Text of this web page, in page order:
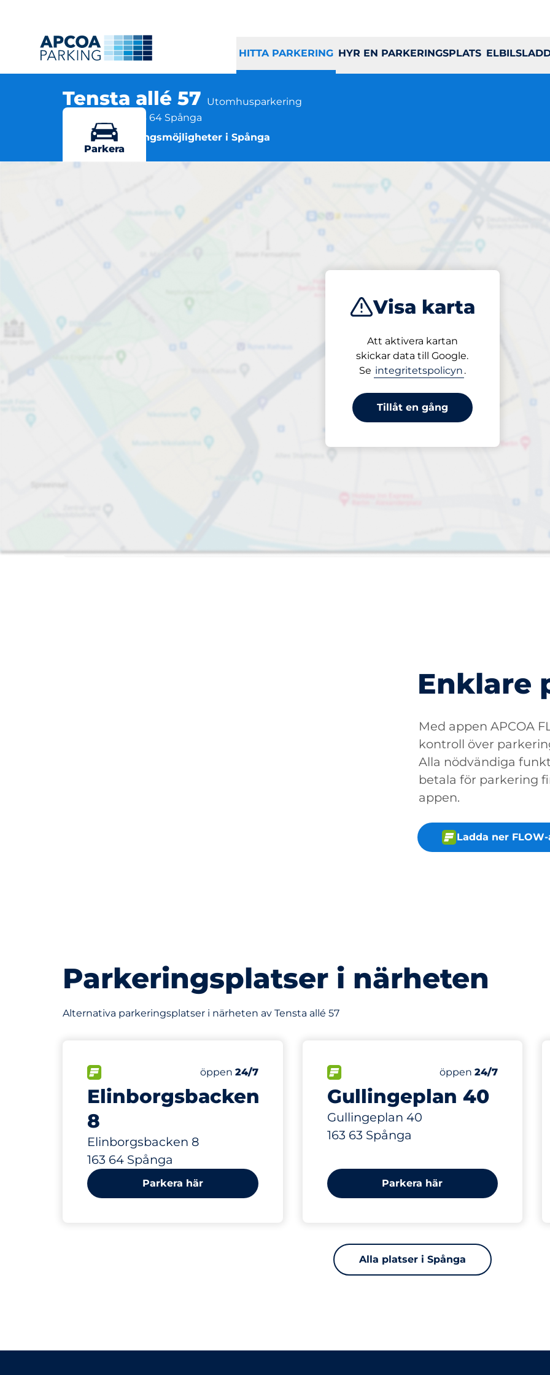
HITTA PARKERING HYR EN PARKERINGSPLATS
Tensta allé 57 Utomhusparkering
Tensta allé 57, 163 64 Spånga
Flera parkeringsmöjligheter i Spånga
Visa karta
Att aktivera kartan
skickar data till Google.
Se integritetspolicyn .
Tillåt en gång
Parkera
Tensta allé 57
Öppet nu
från 15,00 kr
Priser och betalning
Enklare
Med appen APCOA
kontroll över
Alla nödvändiga
betala för parkering
appen.
Ladda ner
Parkeringsplatser i närheten
Alternativa parkeringsplatser i närheten av Tensta allé 57
Elinborgsbacken
8
Elinborgsbacken 8
163 64 Spånga
Antal parkeringsplatser:
Totalt antal platser
Fredag
öppen 24/7
165 m
Parkera här
Gullingeplan 40
Gullingeplan 40
163 63 Spånga
Antal parkeringsplatser:
Totalt antal platser
Fredag
öppen24/7
248 m
Parkera här
Alla platser i Spånga